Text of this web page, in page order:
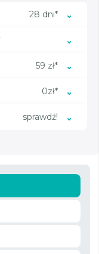
28 dni*
59 zł*
0zł*
sprawdź!